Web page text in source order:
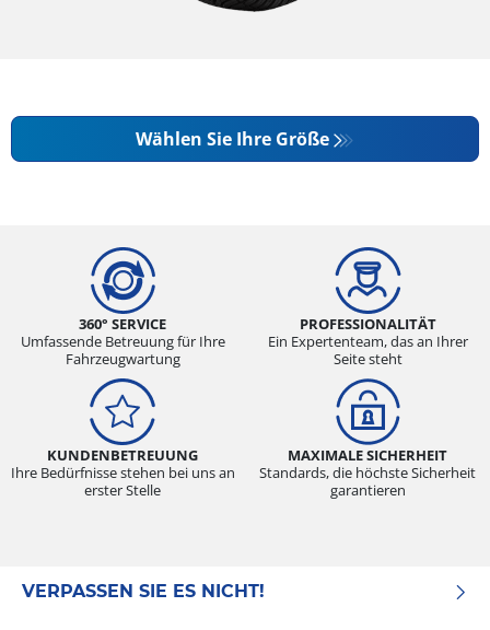
Wählen Sie Ihre Größe
360° SERVICE
Umfassende Betreuung für Ihre
Fahrzeugwartung
PROFESSIONALITÄT
Ein Expertenteam, das an Ihrer
Seite steht
KUNDENBETREUUNG
Ihre Bedürfnisse stehen bei uns an
erster Stelle
MAXIMALE SICHERHEIT
Standards, die höchste Sicherheit
garantieren
VERPASSEN SIE ES NICHT!